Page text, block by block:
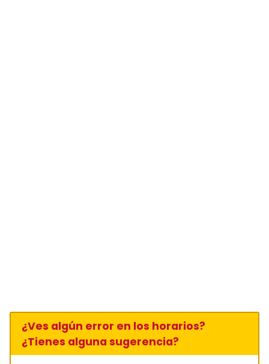
¿Ves algún error en los horarios?
¿Tienes alguna sugerencia?